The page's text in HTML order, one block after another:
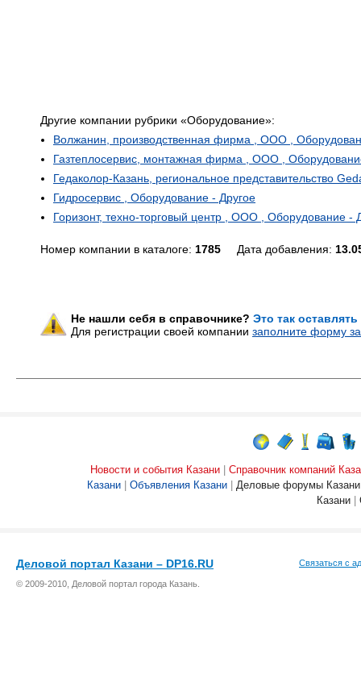
Другие компании рубрики «Оборудование»:
Волжанин, производственная фирма , ООО ,
Газтеплосервис, монтажная фирма , ООО ,
Гедаколор-Казань, региональное представительство
Гидросервис , Оборудование - Другое
Горизонт, техно-торговый центр , ООО , Оборудование -
Номер компании в каталоге: 1785 Дата добавления:
Не нашли себя в справочнике? Это так
Для регистрации своей компании заполните форму
Новости и события Казани
Справочник компаний
Казани
Объявления Казани
Деловые форумы Казани
Казани
Деловой портал Казани – DP16.RU
© 2009-2010, Деловой портал города Казань.
Связаться с